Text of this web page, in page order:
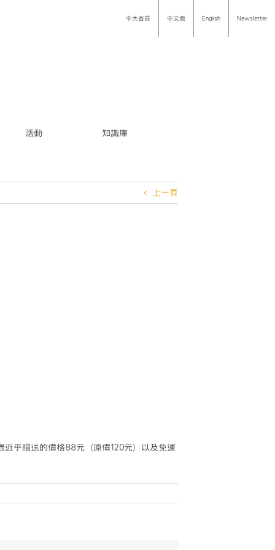
中大首頁 中文版 English Newsletter
活動 知識庫
上一頁
乎贈送的價格88元（原價120元）以及免運